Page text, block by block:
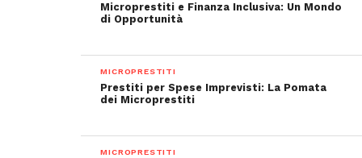
Microprestiti e Finanza Inclusiva: Un Mondo
di Opportunità
MICROPRESTITI
Prestiti per Spese Imprevisti: La Pomata
dei Microprestiti
MICROPRESTITI